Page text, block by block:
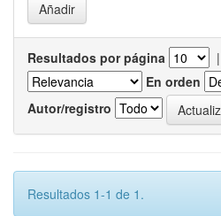
Resultados por página |
En orden
Autor/registro
Resultados 1-1 de 1.